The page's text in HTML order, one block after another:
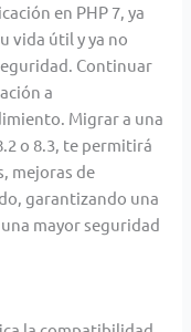
en PHP 7, ya
vida útil y ya no
Continuar
a
Migrar a una
o 8.3, te permitirá
mejoras de
garantizando una
mayor seguridad